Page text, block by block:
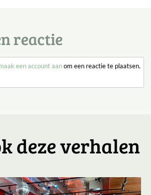
reactie
een account aanom een reactie te plaatsen.
deze verhalen